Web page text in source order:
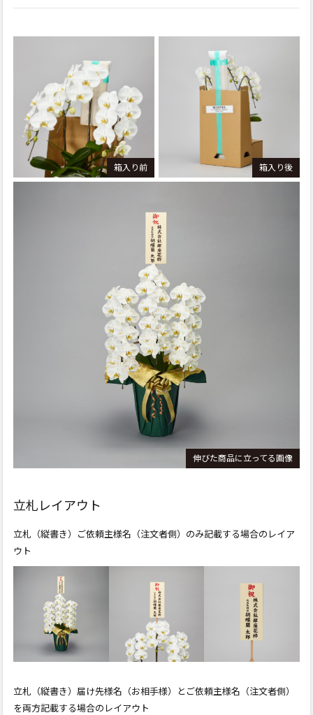
箱入り前 箱入り後
伸びた商品に立ってる画像
立札レイアウト
立札（縦書き）ご依頼主様名（注文者側）のみ記載する場合の レイア
ウト
立札（縦書き）届け先様名（お相手様）とご依頼主様名 （注文者側）
を両方記載する場合のレイアウト